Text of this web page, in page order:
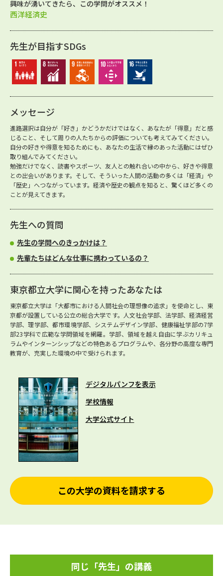
興味が湧いてきたら、この学問がオススメ！
西洋経済史
先生が目指すSDGs
メッセージ
進路選択は自分が「好き」かどうかだけではなく、あなたが「得意」だと感
じること、そして周りの人たちからの評価についても考えてみてください。
自分の好きや得意を知るためにも、あなたの生活で縁のあった活動にはぜひ
取り組んでみてください。
勉強だけでなく、読書やスポーツ、友人との触れ合いの中から、好きや得意
との出会いがあります。そして、そういった人間の活動の多くは「経済」や
「歴史」へつながっています。経済や歴史の観点を知ると、驚くほど多くの
ことが見えてきます。
先生への質問
先生の学問へのきっかけは？
先輩たちはどんな仕事に携わっているの？
東京都立大学に関心を持ったあなたは
東京都立大学は「大都市における人間社会の理想像の追求」を使命とし、東
京都が設置している公立の総合大学です。人文社会学部、法学部、経済経営
学部、理学部、都市環境学部、システムデザイン学部、健康福祉学部の7学
部23学科で広範な学問領域を網羅。学部、領域を越え自由に学ぶカリキュ
ラムやインターンシップなどの特色あるプログラムや、各分野の高度な専門
教育が、充実した環境の中で受けられます。
デジタルパンフを表示
学校情報
大学公式サイト
この大学の資料を請求する
同じ「先生」の講義